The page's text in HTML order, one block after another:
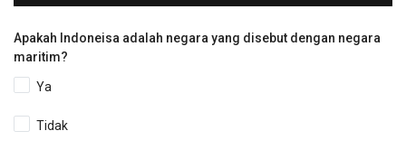
Apakah Indoneisa adalah negara yang disebut dengan negara
maritim?
Ya
Tidak